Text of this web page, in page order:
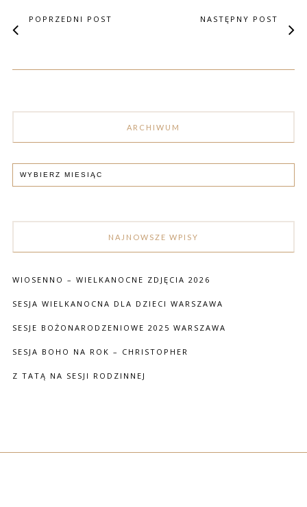
POPRZEDNI POST NASTĘPNY POST
ARCHIWUM
NAJNOWSZE WPISY
WIOSENNO – WIELKANOCNE ZDJĘCIA 2026
SESJA WIELKANOCNA DLA DZIECI WARSZAWA
SESJE BOŻONARODZENIOWE 2025 WARSZAWA
SESJA BOHO NA ROK – CHRISTOPHER
Z TATĄ NA SESJI RODZINNEJ